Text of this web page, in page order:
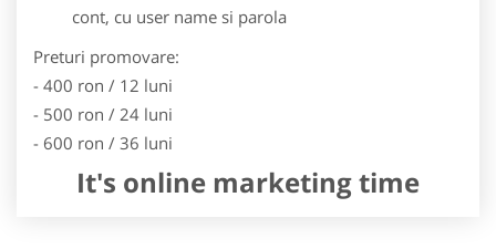
cont, cu user name si parola
Preturi promovare:
- 400 ron / 12 luni
- 500 ron / 24 luni
- 600 ron / 36 luni
It's online marketing time